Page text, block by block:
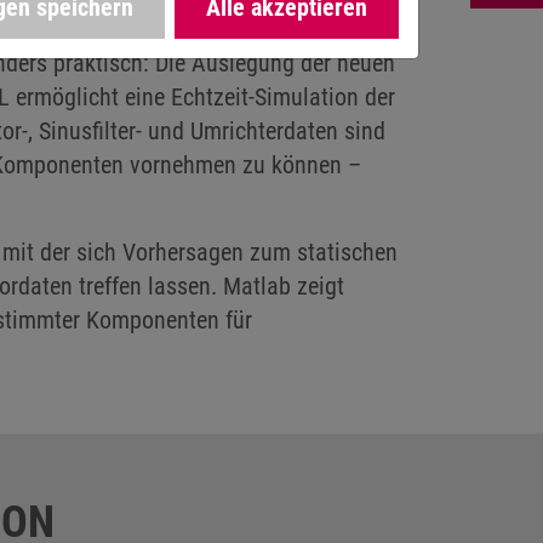
ihrem Ansprechpartner bei KEB
praktisch: Die Auslegung der neuen
ermöglicht eine Echtzeit-Simulation der
, Sinusfilter- und Umrichterdaten sind
vornehmen zu können –
der sich Vorhersagen zum statischen
treffen lassen. Matlab zeigt
Komponenten für
speichern Alle akzeptieren